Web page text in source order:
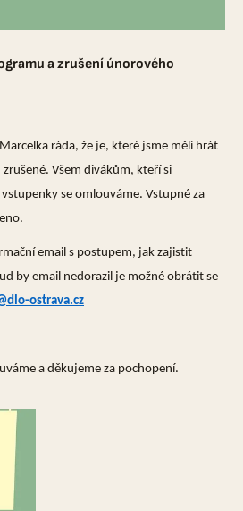
a zrušení únorového
ráda, že je, které jsme měli hrát
Všem divákům, kteří si
se omlouváme. Vstupné za
email s postupem, jak zajistit
by email nedorazil je možné obrátit se
ostrava.cz
a děkujeme za pochopení.